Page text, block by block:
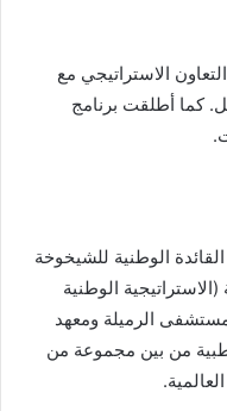
الاستراتيجي مع
كما أطلقت برنامج
الوطنية للشيخوخة
الوطنية
الطبي لمستشفى الرميلة ومعهد
من بين مجموعة من